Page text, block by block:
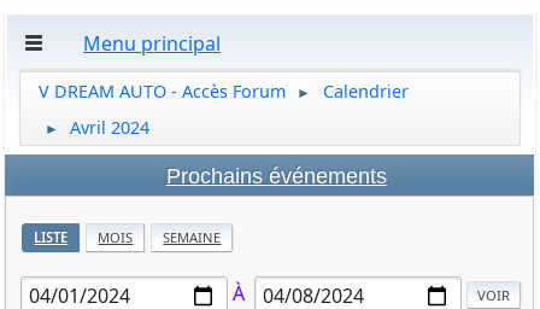
Menu principal
V DREAM AUTO - Accès Forum ► Calendrier
► Avril 2024
Prochains événements
LISTE MOIS SEMAINE
À